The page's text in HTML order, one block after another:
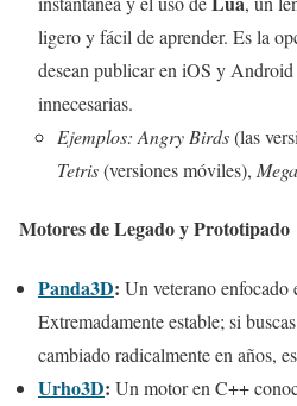
ligero y fácil de aprender. Es la
desean publicar en iOS y
innecesarias.
Ejemplos: Angry Birds(las
Tetris(versiones móviles),
Motores de Legado y Prototipado
Panda3D: Un veterano
Extremadamente estable; si
cambiado radicalmente en años,
Urho3D: Un motor en C++